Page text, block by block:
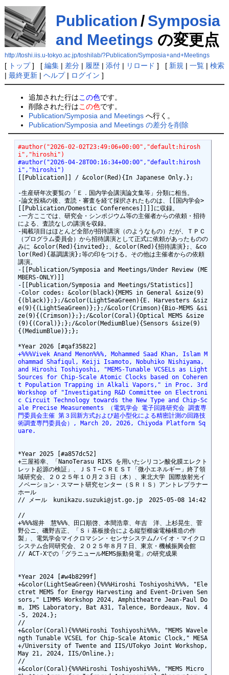
Publication / Symposia
and Meetings の変更点
http://toshi.iis.u-tokyo.ac.jp/toshilab/?Publication/Symposia+and+Meetings
[ トップ] [ 編集| 差分| 履歴| 添付| リロード ] [ 新規 | 一覧| 検索
| 最終更新| ヘルプ| ログイン ]
追加された行はこの色です。
削除された行はこの色です。
Publication/Symposia and Meetings へ行く。
Publication/Symposia and Meetings の差分を削除
#author("2026-02-02T23:49:06+00:00","default:hirosh
i","hiroshi")
#author("2026-04-28T00:16:34+00:00","default:hirosh
i","hiroshi")
[[Publication]] / &color(Red){In Japanese Only.};
-生産研年次要覧の「Ｅ．国内学会講演論文集等」分類に相当。
-論文投稿の後、査読・審査を経て採択されたものは、[[国内学会>
[[Publication/Domestic Conferences]]]]に収録。
-一方ここでは、研究会・シンポジウム等の主催者からの依頼・招待
による、査読なしの講演を収録。
-掲載項目はほとんど全部が招待講演（のようなもの）だが、ＴＰＣ
（プログラム委員会）から招待講演として正式に依頼があったものの
みに &color(Red){invited};、&color(Red){招待講演};、&co
lor(Red){基調講演};等の印をつける。その他は主催者からの依頼
講演。
-[[Publication/Symposia and Meetings/Under Review (ME
MBERS-ONLY)]]
-[[Publication/Symposia and Meetings/Statistics]]
-Color codes: &color(black){MEMS in General &size(9)
{(black)};};/&color(LightSeaGreen){E. Harvesters &siz
e(9){(LightSeaGreen)};};/&color(Crimson){Bio-MEMS &si
ze(9){(Crimson)};};/&color(Coral){Optical MEMS &size
(9){(Coral)};};/&color(MediumBlue){Sensors &size(9)
{(MediumBlue)};};
+%%%Vivek Anand Menon%%%, Mohammed Saad Khan, Islam M
ohammad Shafiqul, Keiji Isamoto, Nobuhiko Nishiyama,
and Hiroshi Toshiyoshi, "MEMS-Tunable VCSELs as Light
Sources for Chip-Scale Atomic Clocks based on Coheren
t Population Trapping in Alkali Vapors," in Proc. 3rd
Workshop of "Investigating R&D Committee on Electroni
c Circuit Technology towards the New Type and Chip-Sc
ale Precise Measurements （電気学会 電子回路研究会 調査専
門委員会主催 第３回新方式および超小型化による精密計測の回路技
術調査専門委員会）, March 20, 2026, Chiyoda Platform Sq
uare.